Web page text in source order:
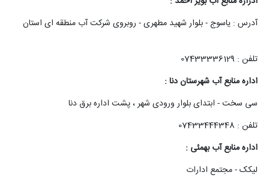
آدرس : یاسوج - بلوار شهید مطهری - روبروی شرکت آب منطقه ای استان
تلفن : 07433336129
اداره منابع آب شهرستان دنا :
سی سخت - ابتدای بلوار ورودی شهر ، پشت اداره برق دنا
تلفن : 07433444348
اداره منابع آب بهمئی :
لیکک - مجتمع ادارات